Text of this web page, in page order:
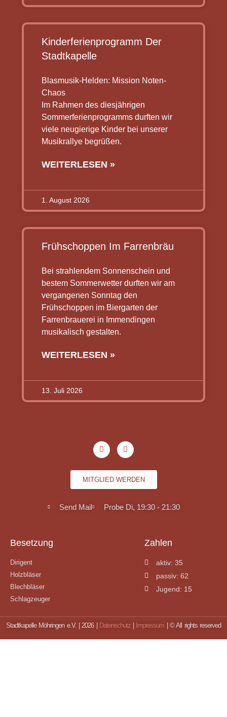
Kinderferienprogramm Der
Stadtkapelle
Blasmusik-Helden: Mission Noten-
Chaos
Im Rahmen des diesjährigen
Sommerferienprogramms durften wir
viele neugierige Kinder bei unserer
Musikrallye begrüßen.
WEITERLESEN »
1. August 2026
Frühschoppen Im Farrenbräu
Bei strahlendem Sonnenschein und
bestem Sommerwetter durften wir am
vergangenen Sonntag den
Frühschoppen im Biergarten der
Farrenbrauerei in Immendingen
musikalisch gestalten.
WEITERLESEN »
13. Juli 2026
MITGLIED WERDEN
Send Mail Probe Di, 19:30 - 21:30
Besetzung
Dirigent
Holzbläser
Blechbläser
Schlagzeuger
Zahlen
aktiv: 35
passiv: 62
Jugend: 15
Stadtkapelle Möhringen e.V. | 2026 | Datenschutz| Impressum | © All rights reserved